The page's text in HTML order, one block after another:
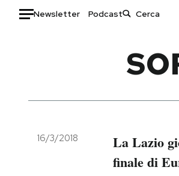
Newsletter Podcast
Italia
Politica
Moda
Storie/
Ok
16/3/2018
La Lazio
finale di